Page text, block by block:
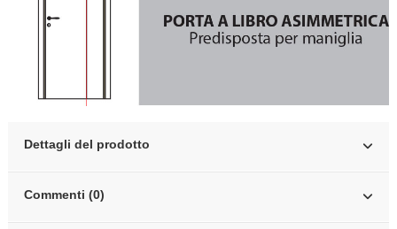
Dettagli del prodotto
Commenti (0)